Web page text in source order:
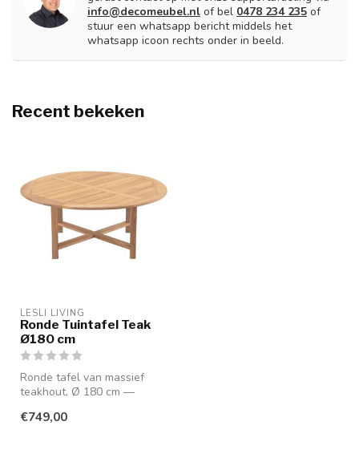
info@decomeubel.nl of bel 0478 234 235 of
stuur een whatsapp bericht middels het
whatsapp icoon rechts onder in beeld.
Recent bekeken
LESLI LIVING
Ronde Tuintafel Teak
Ø180 cm
Ronde tafel van massief
teakhout, Ø 180 cm —
heel prett...
€749,00